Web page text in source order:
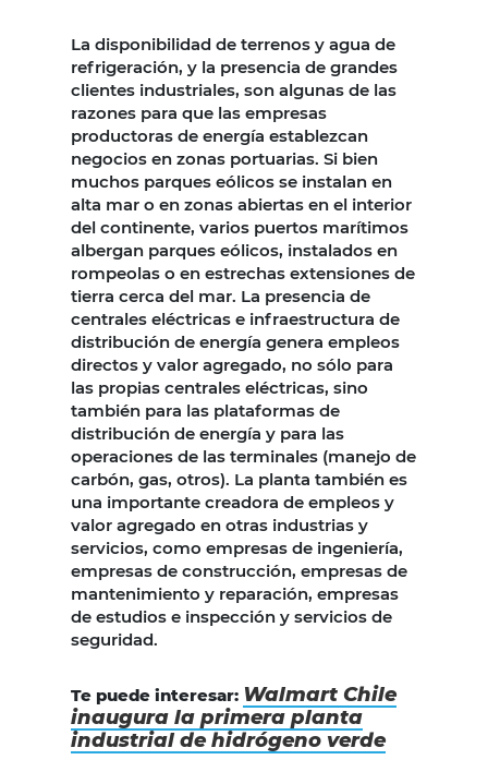
La disponibilidad de terrenos y agua de
refrigeración, y la presencia de grandes
clientes industriales, son algunas de las
razones para que las empresas
productoras de energía establezcan
negocios en zonas portuarias. Si bien
muchos parques eólicos se instalan en
alta mar o en zonas abiertas en el interior
del continente, varios puertos marítimos
albergan parques eólicos, instalados en
rompeolas o en estrechas extensiones de
tierra cerca del mar. La presencia de
centrales eléctricas e infraestructura de
distribución de energía genera empleos
directos y valor agregado, no sólo para
las propias centrales eléctricas, sino
también para las plataformas de
distribución de energía y para las
operaciones de las terminales (manejo de
carbón, gas, otros). La planta también es
una importante creadora de empleos y
valor agregado en otras industrias y
servicios, como empresas de ingeniería,
empresas de construcción, empresas de
mantenimiento y reparación, empresas
de estudios e inspección y servicios de
seguridad.
Te puede interesar: Walmart Chile
inaugura la primera planta
industrial de hidrógeno verde